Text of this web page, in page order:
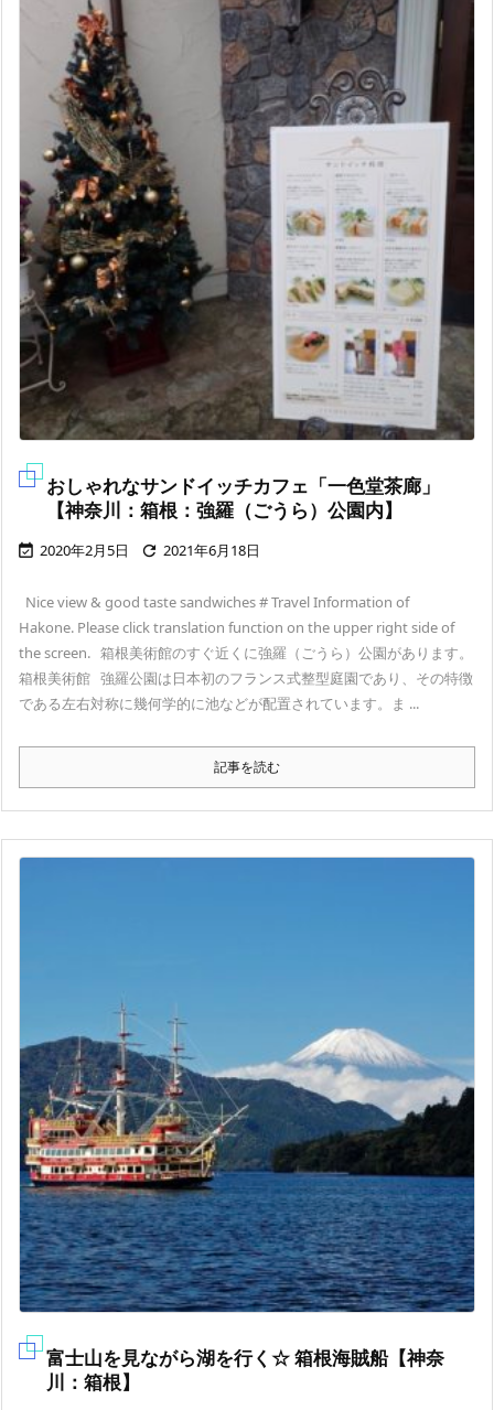
おしゃれなサンドイッチカフェ「一色堂茶廊」
【神奈川：箱根：強羅（ごうら）公園内】
 2020年2月5日  2021年6月18日
Nice view & good taste sandwiches # Travel Information of
Hakone. Please click translation function on the upper right side of
the screen. 箱根美術館のすぐ近くに強羅（ごうら）公園があります。
箱根美術館 強羅公園は日本初のフランス式整型庭園であり、その特徴
である左右対称に幾何学的に池などが配置されています。ま ...
記事を読む
富士山を見ながら湖を行く☆ 箱根海賊船【神奈
川：箱根】